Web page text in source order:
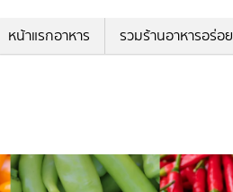
หน้าแรกอาหาร รวมร้านอาหารอร่อย